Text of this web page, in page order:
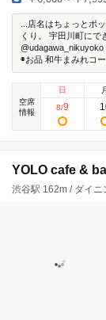
...店名はちょっとポ
くり。 宇田川町にで
@udagawa_nikuyoko
◉お品 和牛まみれコ
空席
情報
日
8/9
月
YOLO cafe &
渋谷駅 162m / ダイ